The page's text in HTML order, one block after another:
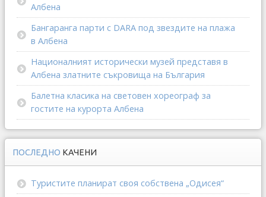
Албена
Бангаранга парти с DARA под звездите на плажа
в Албена
Националният исторически музей представя в
Албена златните съкровища на България
Балетна класика на световен хореограф за
гостите на курорта Албена
ПОСЛЕДНО КАЧЕНИ
Туристите планират своя собствена „Одисея“